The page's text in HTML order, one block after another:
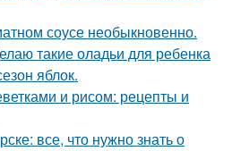
соусе необыкновенно.
такие оладьи для ребенка
яблок.
и рисом: рецепты и
все, что нужно знать о